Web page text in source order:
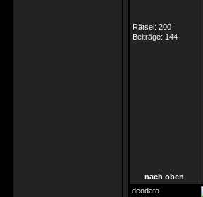
Rätsel: 200
Beiträge: 144
nach oben
deodato